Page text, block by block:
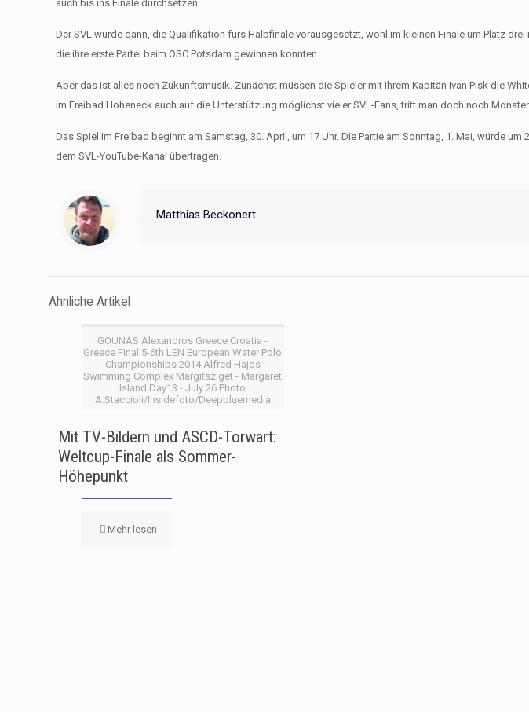
auch bis ins Finale durchsetzen.
Der SVL würde dann, die Qualifikation fürs Halbfinale vorausgesetzt, wohl im kleinen Finale um Platz
die ihre erste Partei beim OSC Potsdam gewinnen konnten.
Aber das ist alles noch Zukunftsmusik. Zunächst müssen die Spieler mit ihrem Kapitän Ivan Pisk die
im Freibad Hoheneck auch auf die Unterstützung möglichst vieler SVL-Fans, tritt man doch noch
Das Spiel im Freibad beginnt am Samstag, 30. April, um 17 Uhr. Die Partie am Sonntag, 1. Mai, würde
dem SVL-YouTube-Kanal übertragen.
Matthias Beckonert
Ähnliche Artikel
GOUNAS Alexandros Greece Croatia -
Greece Final 5-6th LEN European Water Polo
Championships 2014 Alfred Hajos
Swimming Complex Margitsziget - Margaret
Island Day13 - July 26 Photo
A.Staccioli/Insidefoto/Deepbluemedia
Mit TV-Bildern und ASCD-Torwart:
Weltcup-Finale als Sommer-
Höhepunkt
Mehr lesen